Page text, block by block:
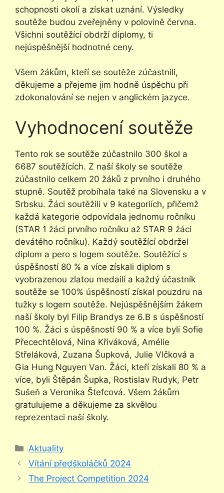
schopnosti okolí a získat uznání. Výsledky
soutěže budou zveřejněny v polovině června.
Všichni soutěžící obdrží diplomy, ti
nejúspěšnější hodnotné ceny.
Všem žákům, kteří se soutěže zúčastnili,
děkujeme a přejeme jim hodně úspěchu při
zdokonalování se nejen v anglickém jazyce.
Vyhodnocení soutěže
Tento rok se soutěže zúčastnilo 300 škol a
6687 soutěžících. Z naší školy se soutěže
zúčastnilo celkem 20 žáků z prvního i druhého
stupně. Soutěž probíhala také na Slovensku a v
Srbsku. Žáci soutěžili v 9 kategoriích, přičemž
každá kategorie odpovídala jednomu ročníku
(STAR 1 žáci prvního ročníku až STAR 9 žáci
devátého ročníku). Každý soutěžící obdržel
diplom a pero s logem soutěže. Soutěžící s
úspěšností 80 % a více získali diplom s
vyobrazenou zlatou medailí a každý účastník
soutěže se 100% úspěšností získal pouzdru na
tužky s logem soutěže. Nejúspěšnějším žákem
naší školy byl Filip Brandys ze 6.B s úspěšností
100 %. Žáci s úspěšností 90 % a více byli Sofie
Přecechtělová, Nina Křiváková, Amélie
Střeláková, Zuzana Šupková, Julie Vlčková a
Gia Hung Nguyen Van. Žáci, kteří získali 80 % a
více, byli Štěpán Šupka, Rostislav Rudyk, Petr
Sušeň a Veronika Štefcová. Všem žákům
gratulujeme a děkujeme za skvělou
reprezentaci naší školy.
Rubriky
Aktuality
Vítání předškoláčků 2024
The Project Competition 2024